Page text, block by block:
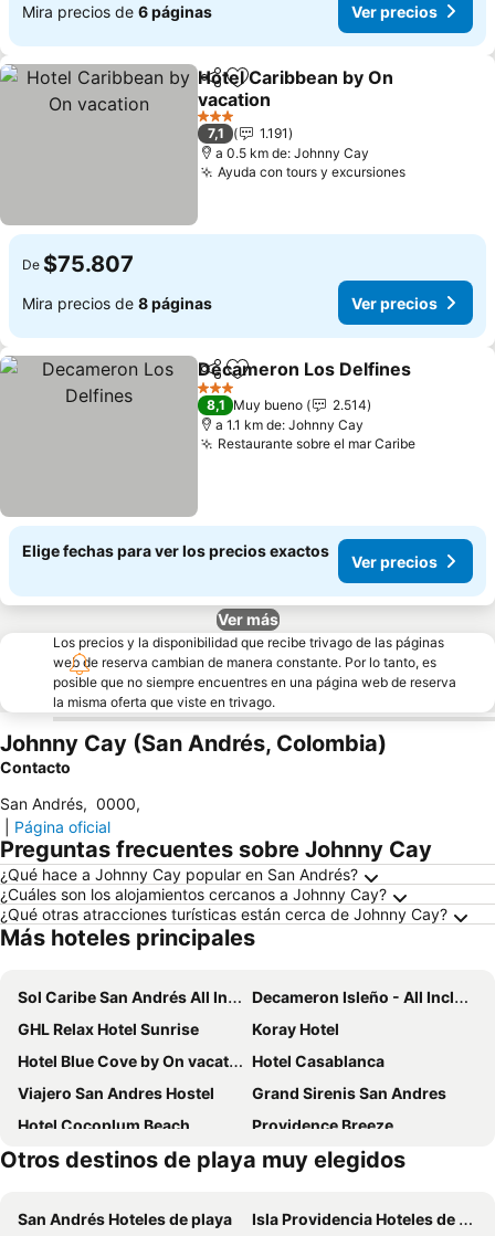
Mira precios de 6 páginas Ver precios
CompartirAgregar a favoritos
Hotel Caribbean by On
vacation
Ver precios
3 Estrellas
7,1
1.191
a 0.5 km de: Johnny Cay
Ayuda con tours y excursionesVer
De $75.807
Mira precios de 8 páginas Ver precios
CompartirAgregar a favoritos
Decameron Los Delfines
3 Estrellas
8,1 Muy bueno
2.514
a 1.1 km de: Johnny Cay
Restaurante sobre el mar CaribeVer
Elige fechas para ver los precios exactos
Ver precios
Ver más
Los precios y la disponibilidad que recibe trivago de las páginas
web de reserva cambian de manera constante. Por lo tanto, es
posible que no siempre encuentres en una página web de reserva
la misma oferta que viste en trivago.
Johnny Cay (San Andrés, Colombia)
Contacto
San Andrés, 0000,
Página oficial
Preguntas frecuentes sobre Johnny Cay
¿Qué hace a Johnny Cay popular en San Andrés?
¿Cuáles son los alojamientos cercanos a Johnny Cay?
¿Qué otras atracciones turísticas están cerca de Johnny Cay?
Más hoteles principales
Sol Caribe San Andrés All Inclusive
Decameron Isleño - All Inclusive
GHL Relax Hotel Sunrise
Koray Hotel
Hotel Blue Cove by On vacation
Hotel Casablanca
Viajero San Andres Hostel
Grand Sirenis San Andres
Hotel Cocoplum Beach
Providence Breeze
Hosteria Mar y Sol
Hotel Isla Bonita
Sea Avenue Hotel
Ataraxy Hotel Boutique
Otros destinos de playa muy elegidos
San Andrés Hoteles de playa Isla Providencia Hoteles de playa